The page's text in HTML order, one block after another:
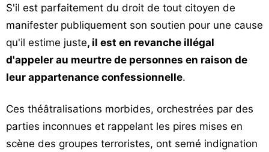
S'il est parfaitement du droit de tout citoyen de
manifester publiquement son soutien pour une cause
qu'il estime juste, il est en revanche illégal
d'appeler au meurtre de personnes en raison de
leur appartenance confessionnelle.
Ces théâtralisations morbides, orchestrées par des
parties inconnues et rappelant les pires mises en
scène des groupes terroristes, ont semé indignation